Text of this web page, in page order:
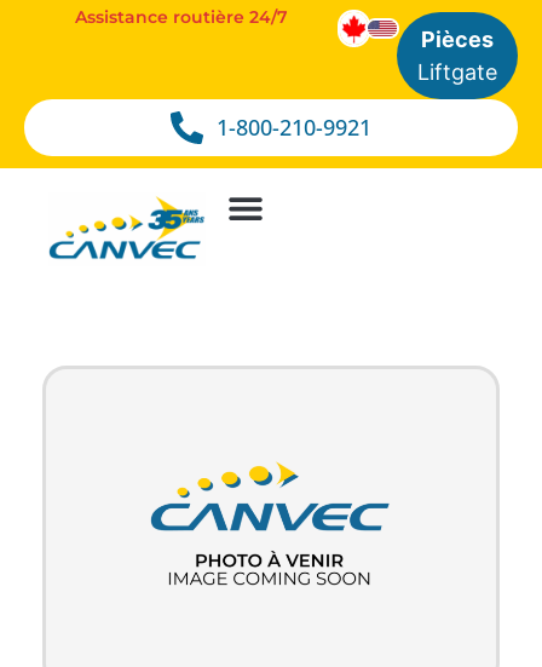
1-800-210-9921
Assistance routière 24/7
Pièces
Liftgate